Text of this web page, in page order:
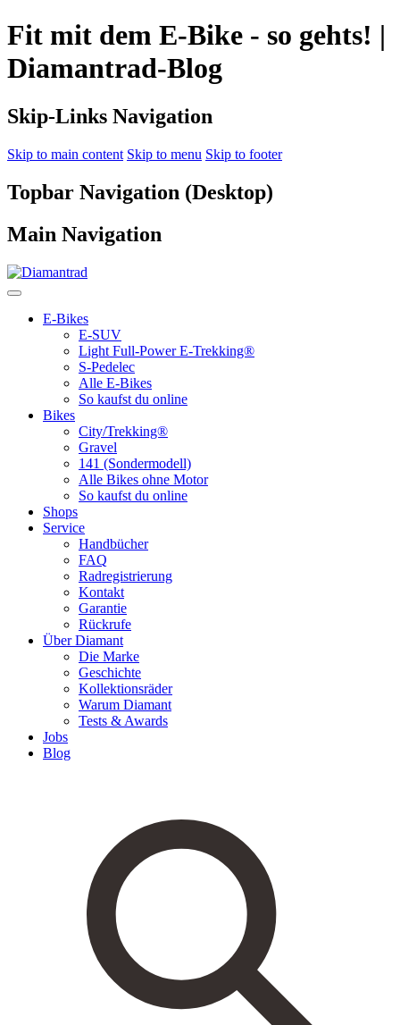
Fit mit dem E-Bike - so gehts! |
Diamantrad-Blog
Skip-Links Navigation
Skip to main content Skip to menu Skip to footer
Topbar Navigation (Desktop)
Main Navigation
E-Bikes
E-SUV
Light Full-Power E-Trekking®
S-Pedelec
Alle E-Bikes
So kaufst du online
Bikes
City/Trekking®
Gravel
141 (Sondermodell)
Alle Bikes ohne Motor
So kaufst du online
Shops
Service
Handbücher
FAQ
Radregistrierung
Kontakt
Garantie
Rückrufe
Über Diamant
Die Marke
Geschichte
Kollektionsräder
Warum Diamant
Tests & Awards
Jobs
Blog